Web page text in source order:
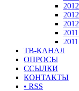
ТВ-КАНАЛ
ОПРОСЫ
ССЫЛКИ
КОНТАКТЫ
• RSS